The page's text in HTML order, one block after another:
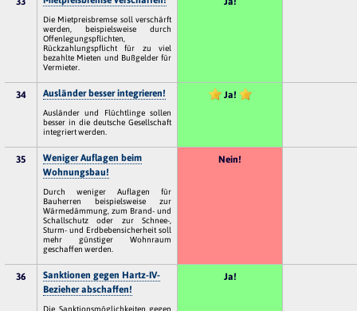
Die Mietpreisbremse soll verschärft
werden, beispielsweise durch
Offenlegungspflichten,
Rückzahlungspflicht für zu viel
bezahlte Mieten und Bußgelder für
Vermieter.
34 Ausländer besser integrieren!
Ausländer und Flüchtlinge sollen
besser in die deutsche Gesellschaft
integriert werden.
Ja!
35
Weniger Auflagen beim
Wohnungsbau!
Durch weniger Auflagen für
Bauherren beispielsweise zur
Wärmedämmung, zum Brand- und
Schallschutz oder zur Schnee-,
Sturm- und Erdbebensicherheit soll
mehr günstiger Wohnraum
geschaffen werden.
Nein!
36
Sanktionen gegen Hartz-IV-
Bezieher abschaffen!
Die Sanktionsmöglichkeiten gegen
Ja!